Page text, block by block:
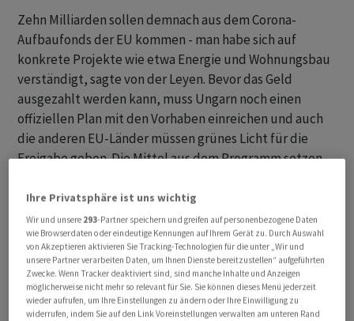
Zehn Milliarden sollen demnach aus dem Corona-
Aufbaufonds der EU kommen - man habe sich auf
konkrete Projekte wie etwa Energie und Wohnungsbau
verständigt, sagte von der Leyen. Bevor das Geld
ausgezahlt werden kann, muss Ungarn noch einen
offiziellen Plan mit den Vorhaben einreichen und auch
die anderen EU-Länder müssen grünes Licht für die
Freigabe geben. Die Mittel aus dem Programm setzen
August umgesetzt werden. Andernfalls droht
Budapest, die Gelder zu verlieren.
Ihre Privatsphäre ist uns wichtig
Wir und unsere 293-Partner speichern und greifen auf personenbezogene Daten
wie Browserdaten oder eindeutige Kennungen auf Ihrem Gerät zu. Durch Auswahl
von Akzeptieren aktivieren Sie Tracking-Technologien für die unter „Wir und
unsere Partner verarbeiten Daten, um Ihnen Dienste bereitzustellen“ aufgeführten
Zwecke. Wenn Tracker deaktiviert sind, sind manche Inhalte und Anzeigen
möglicherweise nicht mehr so relevant für Sie. Sie können dieses Menü jederzeit
wieder aufrufen, um Ihre Einstellungen zu ändern oder Ihre Einwilligung zu
widerrufen, indem Sie auf den Link Voreinstellungen verwalten am unteren Rand